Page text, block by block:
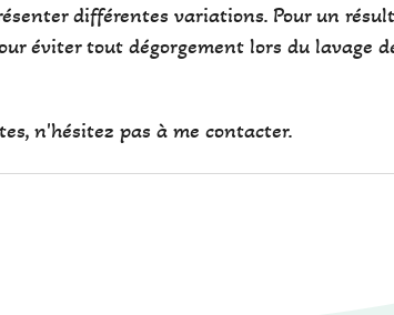
différentes variations. Pour un
éviter tout dégorgement lors du lavage
n'hésitez pas à me contacter.